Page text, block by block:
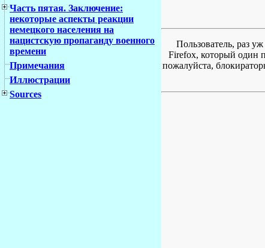
Часть пятая. Заключение:
некоторые аспекты реакции
немецкого населения на
нацистскую пропаганду военного
времени
Примечания
Иллюстрации
Sources
Пользователь, раз
Firefox, который один
пожалуйста,